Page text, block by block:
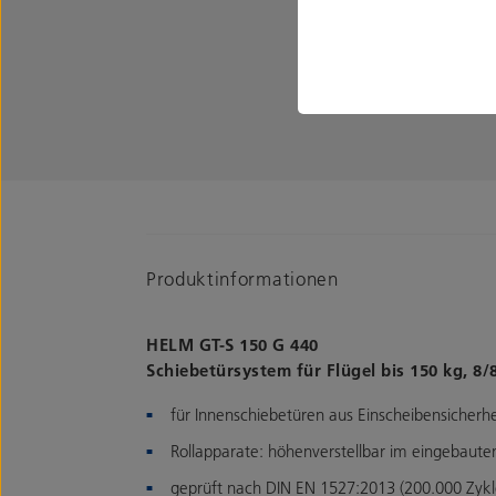
Produktinformationen
HELM GT-S 150 G 440
Schiebetürsystem für Flügel bis 150 kg,
für Innenschiebetüren aus
Rollapparate: höhenverstellbar im
geprüft nach DIN EN 1527:2013 (200.000